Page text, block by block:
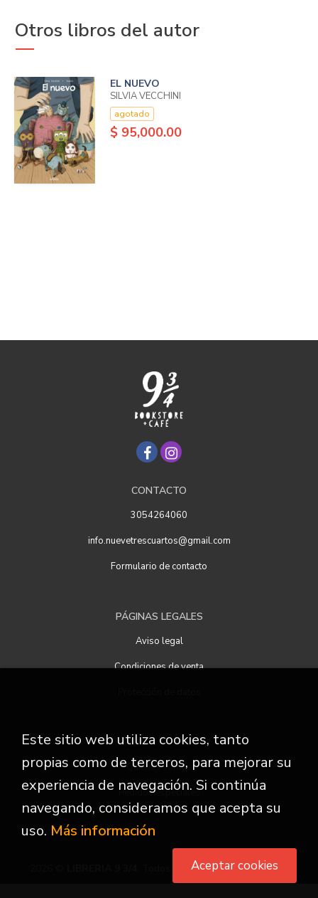
Otros libros del autor
EL NUEVO
SILVIA VECCHINI
agotado
$ 95,000.00
CONTACTO
3054264060
info.nuevetrescuartos@gmail.com
Formulario de contacto
PÁGINAS LEGALES
Aviso legal
Condiciones de venta
ATENCIÓN AL CLIENTE
Quiénes somos
Pedidos especiales
. Todos los Derechos Reservados
Este sitio web utiliza cookies, tanto
propias como de terceros, para mejorar su
experiencia de navegación. Si continúa
navegando, consideramos que acepta su
uso. Más información
Aceptar cookies